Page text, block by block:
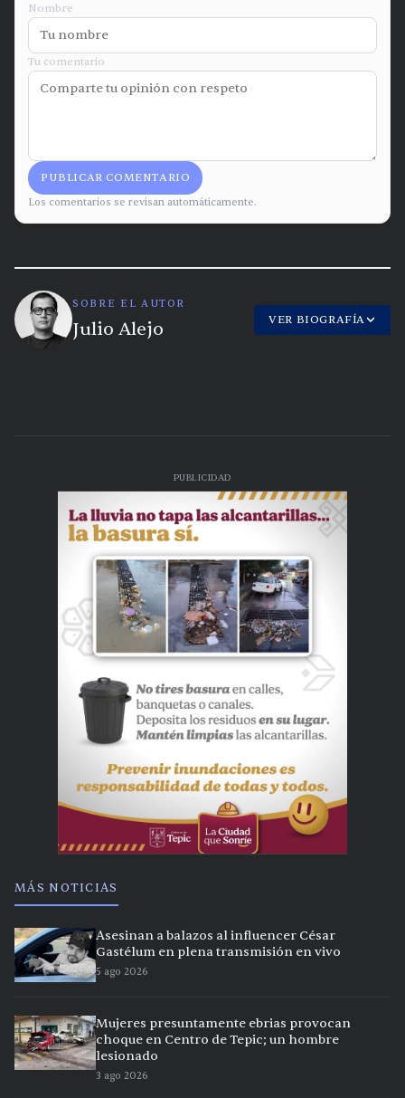
Nombre
Tu comentario
PUBLICAR COMENTARIO
Los comentarios se revisan automáticamente.
SOBRE EL AUTOR
Julio Alejo VER BIOGRAFÍA
PUBLICIDAD
MÁS NOTICIAS
Asesinan a balazos al influencer César
Gastélum en plena transmisión en vivo
5 ago 2026
Mujeres presuntamente ebrias provocan
choque en Centro de Tepic; un hombre
lesionado
3 ago 2026